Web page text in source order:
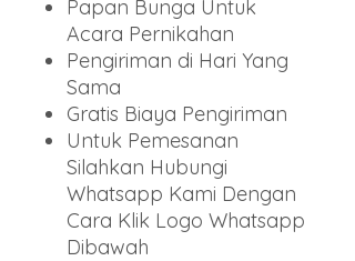
Papan Bunga Untuk
Acara Pernikahan
Pengiriman di Hari Yang
Sama
Gratis Biaya Pengiriman
Untuk Pemesanan
Silahkan Hubungi
Whatsapp Kami Dengan
Cara Klik Logo Whatsapp
Dibawah